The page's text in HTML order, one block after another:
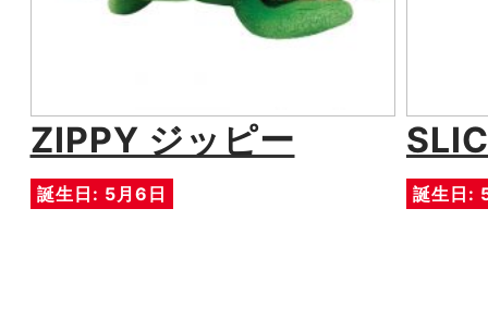
ZIPPY ジッピー
誕生日: 5月6日 誕生日: